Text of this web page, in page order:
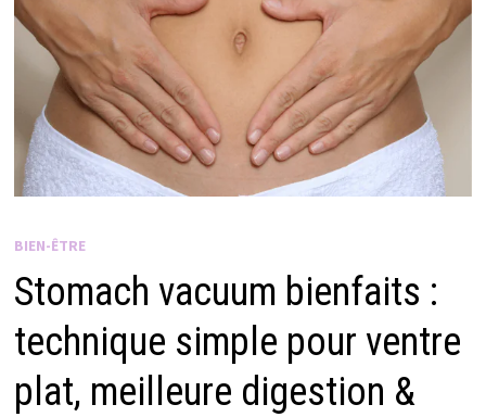
BIEN-ÊTRE
Stomach vacuum bienfaits :
technique simple pour ventre
plat, meilleure digestion &